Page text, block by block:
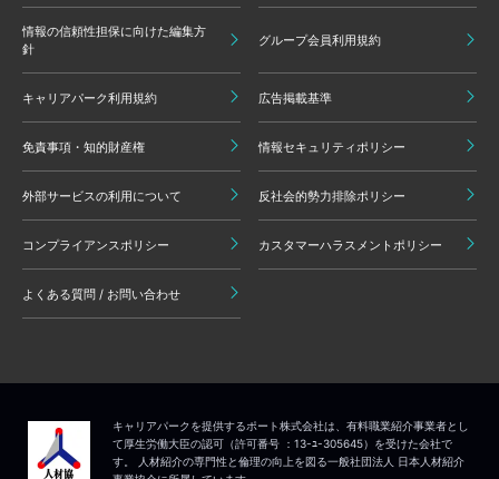
情報の信頼性担保に向けた編集方
針
グループ会員利用規約
キャリアパーク利用規約 広告掲載基準
免責事項・知的財産権 情報セキュリティポリシー
外部サービスの利用について 反社会的勢力排除ポリシー
コンプライアンスポリシー カスタマーハラスメントポリシー
よくある質問 / お問い合わせ